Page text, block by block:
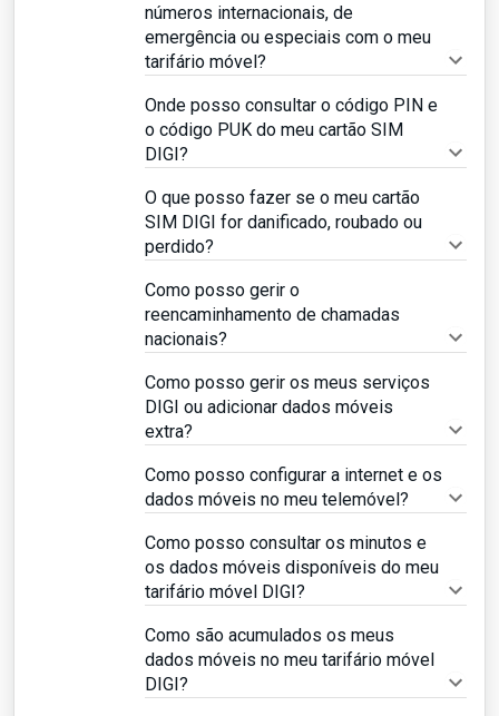
números internacionais, de
emergência ou especiais com o meu
tarifário móvel?
Onde posso consultar o código PIN e
o código PUK do meu cartão SIM
DIGI?
O que posso fazer se o meu cartão
SIM DIGI for danificado, roubado ou
perdido?
Como posso gerir o
reencaminhamento de chamadas
nacionais?
Como posso gerir os meus serviços
DIGI ou adicionar dados móveis
extra?
Como posso configurar a internet e os
dados móveis no meu telemóvel?
Como posso consultar os minutos e
os dados móveis disponíveis do meu
tarifário móvel DIGI?
Como são acumulados os meus
dados móveis no meu tarifário móvel
DIGI?